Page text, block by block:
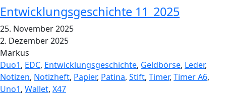
Entwicklungsgeschichte 11_2025
25. November 2025
2. Dezember 2025
Markus
Duo1, EDC, Entwicklungsgeschichte, Geldbörse, Leder,
Notizen, Notizheft, Papier, Patina, Stift, Timer, Timer A6,
Uno1, Wallet, X47